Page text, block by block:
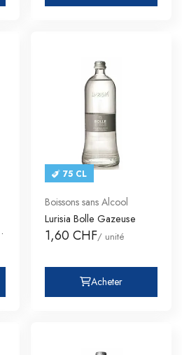
75 CL
Boissons sans Alcool
Lurisia Bolle Gazeuse
1,60 CHF/ unité
Acheter